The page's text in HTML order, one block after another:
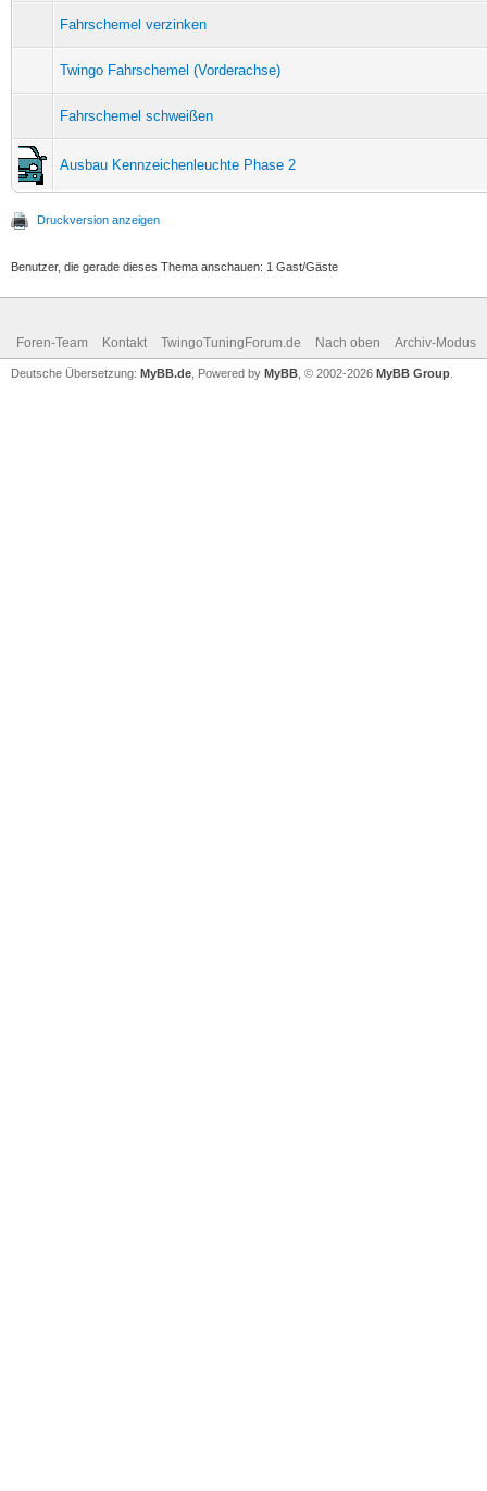
Fahrschemel verzinken
Twingo Fahrschemel (Vorderachse)
Fahrschemel schweißen
Ausbau Kennzeichenleuchte Phase 2
Druckversion anzeigen
Benutzer, die gerade dieses Thema anschauen: 1 Gast/Gäste
Foren-Team Kontakt TwingoTuningForum.de Nach oben Archiv-Modus
Deutsche Übersetzung: MyBB.de , Powered by MyBB , © 2002-2026 MyBB Group